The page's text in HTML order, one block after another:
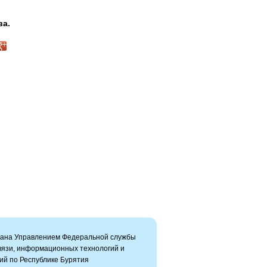
Управлением Федеральной службы
информационных технологий и
по Республике Бурятия